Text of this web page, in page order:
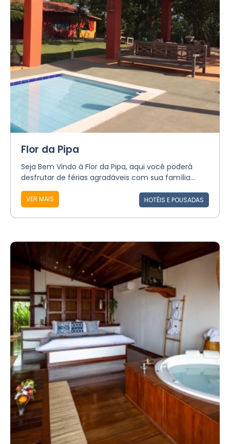
Flor da Pipa
Seja Bem Vindo à Flor da Pipa, aqui você poderá
desfrutar de férias agradáveis ​​com sua família...
VER MAIS HOTÉIS E POUSADAS